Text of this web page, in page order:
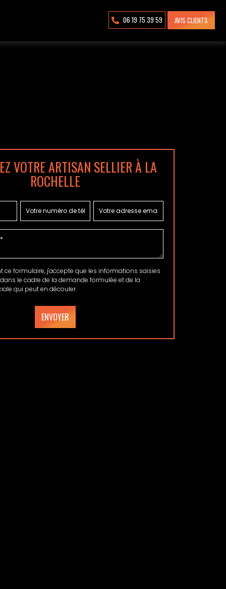
06 19 75 39 59 AVIS CLIENTS
VOTRE ARTISAN SELLIER À LA
ROCHELLE
formulaire, j'accepte que les informations saisies
le cadre de la demande formulée et de la
qui peut en découler.